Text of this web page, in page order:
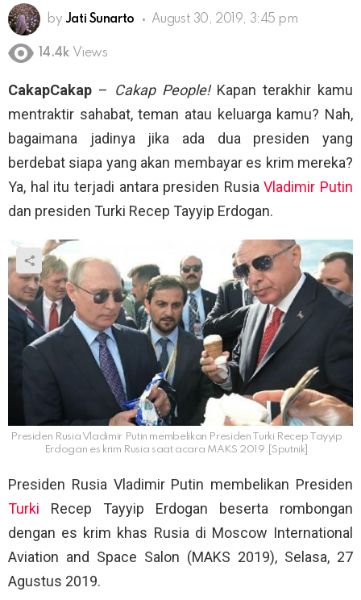
by Jati Sunarto August 30, 2019, 3:45 pm
14.4k Views
CakapCakap – Cakap People!Kapan terakhir kamu
mentraktir sahabat, teman atau keluarga kamu? Nah,
bagaimana jadinya jika ada dua presiden yang
berdebat siapa yang akan membayar es krim mereka?
Ya, hal itu terjadi antara presiden RusiaVladimir Putin
dan presiden Turki Recep Tayyip Erdogan.
Presiden Rusia Vladimir Putin membelikan Presiden Turki Recep Tayyip
Erdogan es krim Rusia saat acara MAKS 2019.[Sputnik]
Presiden Rusia Vladimir Putin membelikan Presiden
Turki Recep Tayyip Erdogan beserta rombongan
dengan es krim khas Rusia di Moscow International
Aviation and Space Salon (MAKS 2019), Selasa, 27
Agustus 2019.